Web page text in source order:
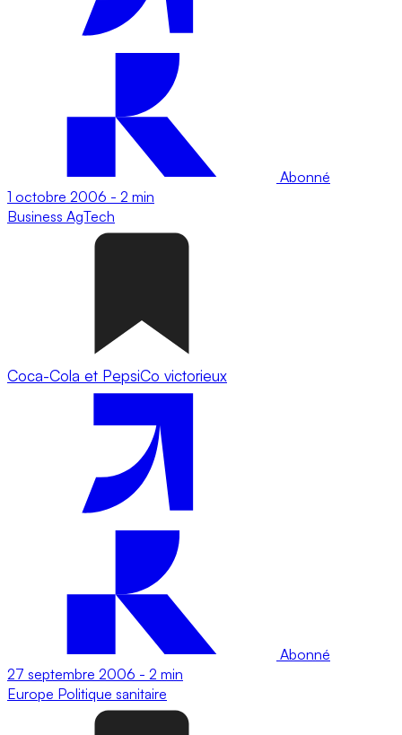
Abonné
1 octobre 2006 - 2 min
Business AgTech
Coca-Cola et PepsiCo victorieux
Abonné
27 septembre 2006 - 2 min
Europe Politique sanitaire